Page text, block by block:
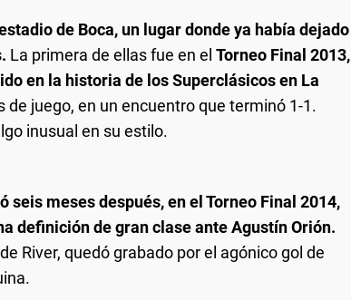
de Boca, un lugar donde ya había dejado
La primera de ellas fue en el Torneo Final 2013,
en la historia de los Superclásicos en La
de juego, en un encuentro que terminó 1-1.
inusual en su estilo.
seis meses después, en el Torneo Final 2014,
definición de gran clase ante Agustín Orión.
River, quedó grabado por el agónico gol de